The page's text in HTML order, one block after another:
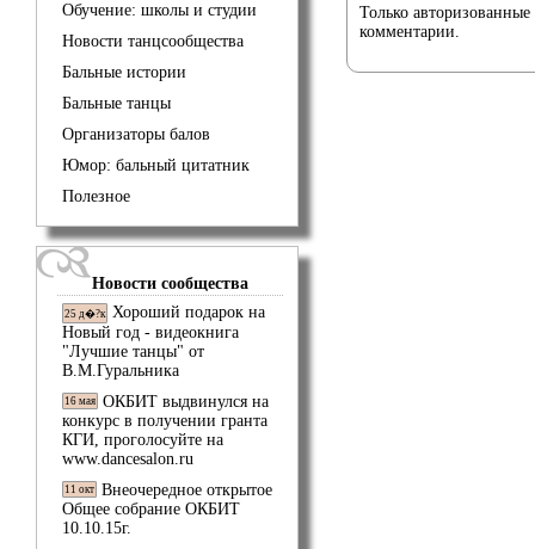
Обучение: школы и студии
Новости танцсообщества
Бальные истории
Бальные танцы
Организаторы балов
Юмор: бальный цитатник
Полезное
Новости сообщества
25 д�?к Хороший подарок на
Новый год - видеокнига
"Лучшие танцы" от
В.М.Гуральника
16 мая ОКБИТ выдвинулся на
конкурс в получении гранта
КГИ, проголосуйте на
www.dancesalon.ru
11 окт Внеочередное открытое
Общее собрание ОКБИТ
10.10.15г.
Только авторизованные
комментарии.